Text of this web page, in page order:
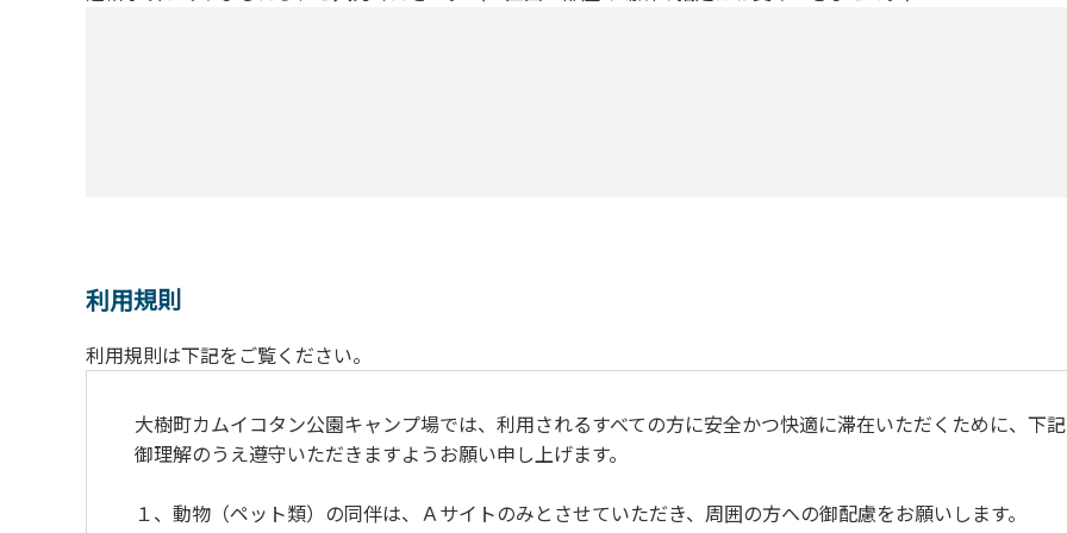
利用規則
利用規則は下記をご覧ください。
大樹町カムイコタン公園キャンプ場では、利用されるすべての方に安全かつ快適に滞在いただくために、下
御理解のうえ遵守いただきますようお願い申し上げます。
１、動物（ペット類）の同伴は、Ａサイトのみとさせていただき、周囲の方への御配慮をお願いします。